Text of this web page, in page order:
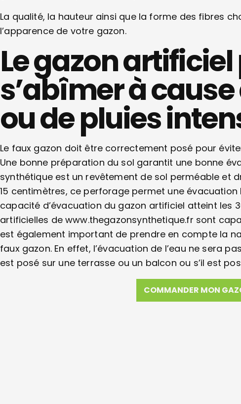
La qualité, la hauteur ainsi que la forme des fibres
l’apparence de votre gazon.
Le gazon
s’abîmer à
ou de pluies
Le faux gazon doit être correctement posé pour
Une bonne préparation du sol garantit une bonne
synthétique est un revêtement de sol perméable et
15 centimètres, ce perforage permet une évacuation
capacité d’évacuation du gazon artificiel atteint les
artificielles de www.thegazonsynthetique.fr sont
est également important de prendre en compte la
faux gazon. En effet, l’évacuation de l’eau ne sera
est posé sur une terrasse ou un balcon ou s’il est
COMMANDER MON